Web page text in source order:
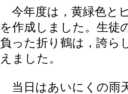
今年度は，黄緑色と
を作成しました。生徒
負った折り鶴は，誇ら
えました。
当日はあいにくの雨